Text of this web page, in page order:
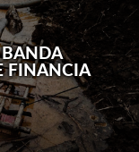
BANDA
FINANCIA